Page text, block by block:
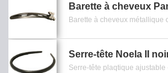
Barette à cheveux
Serre-tête Noela II